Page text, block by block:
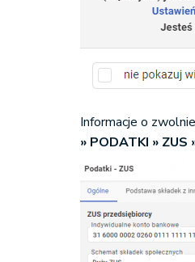
Informacje o
» PODATKI » ZUS